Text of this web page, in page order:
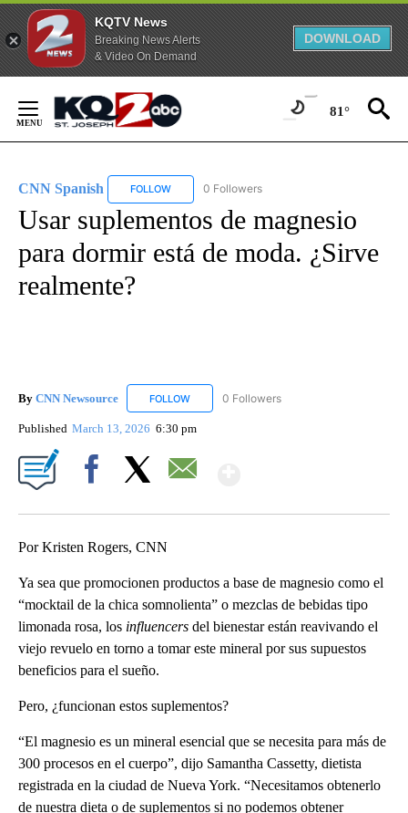
KQTV News
Breaking News Alerts
& Video On Demand
DOWNLOAD
Content
81°
CNN Spanish FOLLOW FOLLOW "CNN SPANISH" TO RECEIVE
0 Followers
Usar suplementos de magnesio
para dormir está de moda. ¿Sirve
realmente?
By CNN Newsource FOLLOW FOLLOW "CNN NEWSOURCE" TO RECEIVE
0 Followers
Published March 13, 2026 6:30 pm
Por Kristen Rogers, CNN
Ya sea que promocionen productos a base de magnesio como el
“mocktail de la chica somnolienta” o mezclas de bebidas tipo
limonada rosa, los influencers del bienestar están reavivando el
viejo revuelo en torno a tomar este mineral por sus supuestos
beneficios para el sueño.
Pero, ¿funcionan estos suplementos?
“El magnesio es un mineral esencial que se necesita para más de
300 procesos en el cuerpo”, dijo Samantha Cassetty, dietista
registrada en la ciudad de Nueva York. “Necesitamos obtenerlo
de nuestra dieta o de suplementos si no podemos obtener